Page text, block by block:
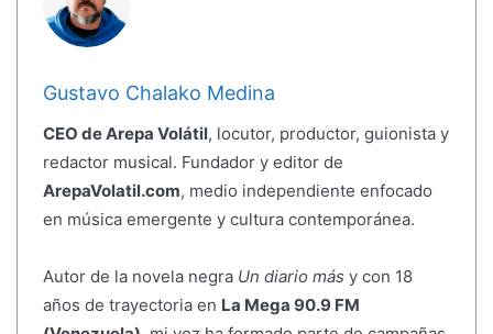
Gustavo Chalako Medina
CEO de Arepa Volátil, locutor, productor, guionista y
redactor musical. Fundador y editor de
ArepaVolatil.com, medio independiente enfocado
en música emergente y cultura contemporánea.
Autor de la novela negra Un diario más y con 18
años de trayectoria en La Mega 90.9 FM